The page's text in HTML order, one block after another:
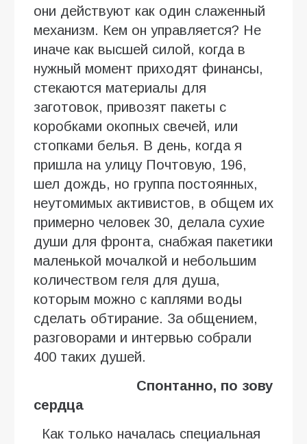
они действуют как один слаженный
механизм. Кем он управляется? Не
иначе как высшей силой, когда в
нужный момент приходят финансы,
стекаются материалы для
заготовок, привозят пакеты с
коробками окопных свечей, или
стопками белья. В день, когда я
пришла на улицу Почтовую, 196,
шел дождь, но группа постоянных,
неутомимых активистов, в общем их
примерно человек 30, делала сухие
души для фронта, снабжая пакетики
маленькой мочалкой и небольшим
количеством геля для душа,
которым можно с каплями воды
сделать обтирание. За общением,
разговорами и интервью собрали
400 таких душей.
Спонтанно, по зову
сердца
Как только началась специальная